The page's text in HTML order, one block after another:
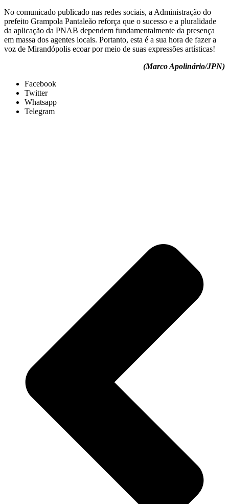
No comunicado publicado nas redes sociais, a Administração do
prefeito Grampola Pantaleão reforça que o sucesso e a pluralidade
da aplicação da PNAB dependem fundamentalmente da presença
em massa dos agentes locais. Portanto, esta é a sua hora de fazer a
voz de Mirandópolis ecoar por meio de suas expressões artísticas!
(Marco Apolinário/JPN)
Facebook
Twitter
Whatsapp
Telegram